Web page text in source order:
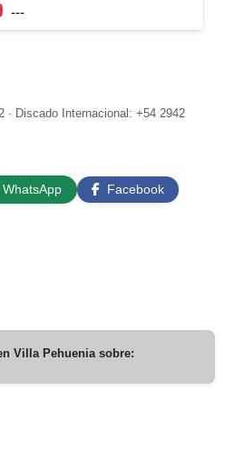
---
· Discado Internacional: +54 2942
WhatsApp
Facebook
Villa Pehueniasobre: